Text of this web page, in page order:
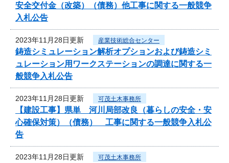
安全交付金（改築）（債務）他工事に関する一般競争
入札公告
2023年11月28日更新 産業技術総合センター
鋳造シミュレーション解析オプションおよび鋳造シミ
ュレーション用ワークステーションの調達に関する一
般競争入札公告
2023年11月28日更新 可茂土木事務所
【建設工事】県単 河川局部改良（暮らしの安全・安
心確保対策）（債務） 工事に関する一般競争入札公
告
2023年11月28日更新 可茂土木事務所